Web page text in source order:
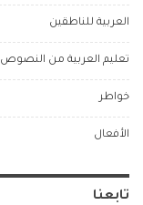
العربية للناطقين
تعليم العربية من النصوص
خواطر
الأفعال
تابعنا